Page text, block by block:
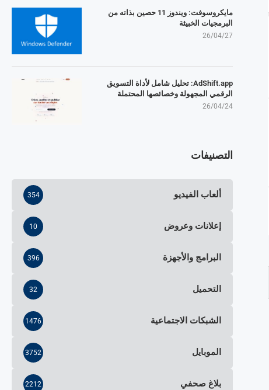
مايكروسوفت: ويندوز 11 حصين بذاته من
البرمجيات الخبيثة
26/04/27
AdShift.app: تحليل شامل لأداة التسويق
الرقمي المجهولة وخصائصها المحتملة
26/04/24
التصنيفات
ألعاب الفيديو 354
إعلانات وعروض 10
البرامج والأجهزة 396
التحميل 32
الشبكات الاجتماعية 1476
الموبايل 3752
بلاغ صحفي 2212